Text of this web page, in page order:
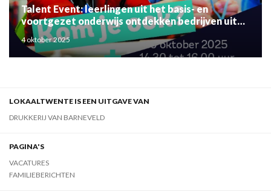
Talent Event: leerlingen uit het basis- en
voortgezet onderwijs ontdekken bedrijven uit
de regio
4 oktober 2025
LOKAALTWENTE IS EEN UITGAVE VAN
DRUKKERIJ VAN BARNEVELD
PAGINA'S
VACATURES
FAMILIEBERICHTEN